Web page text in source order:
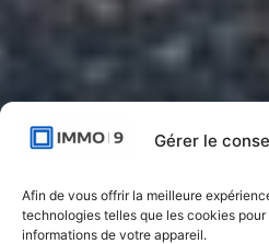
Gérer le
Afin de vous offrir la meilleure
technologies telles que les cookies
informations de votre appareil.